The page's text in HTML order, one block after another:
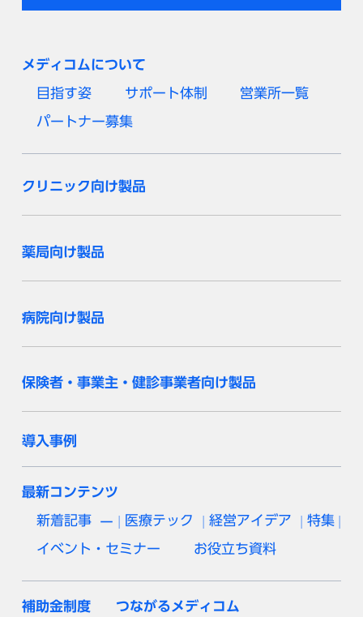
メディコムについて
目指す姿 サポート体制 営業所一覧
パートナー募集
クリニック向け製品
薬局向け製品
病院向け製品
保険者・事業主・健診事業者向け製品
導入事例
最新コンテンツ
新着記事 医療テック 経営アイデア 特集
イベント・セミナー お役立ち資料
補助金制度 つながるメディコム